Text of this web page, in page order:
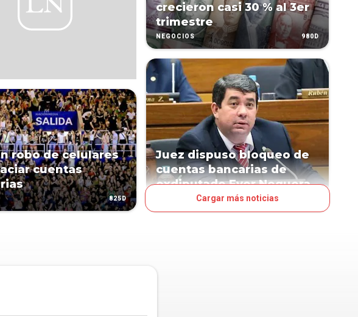
robo de celulares
cuentas
825D
crecieron casi 30 % al 3er
trimestre
NEGOCIOS 980D
Juez dispuso bloqueo de
cuentas bancarias de
exdiputado Ever Noguera
JUDICIALESCargar más noticias